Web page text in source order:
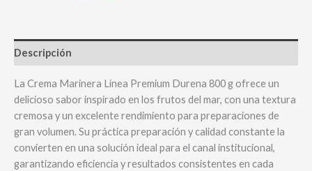
Descripción
La Crema Marinera Línea Premium Durena 800 g ofrece un
delicioso sabor inspirado en los frutos del mar, con una textura
cremosa y un excelente rendimiento para preparaciones de
gran volumen. Su práctica preparación y calidad constante la
convierten en una solución ideal para el canal institucional,
garantizando eficiencia y resultados consistentes en cada